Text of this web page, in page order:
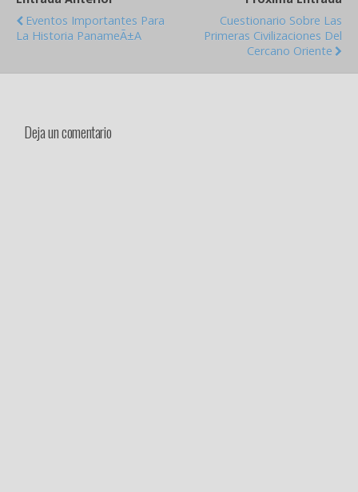
Eventos Importantes Para
La Historia PanameÃ±a
Cuestionario Sobre Las
Primeras Civilizaciones Del
Cercano Oriente
Deja un comentario